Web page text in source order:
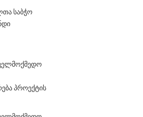
საბჭო
პროექტის